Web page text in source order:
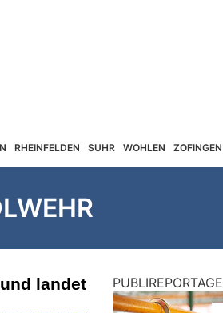
RHEINFELDEN SUHR WOHLEN ZOFINGEN
landet